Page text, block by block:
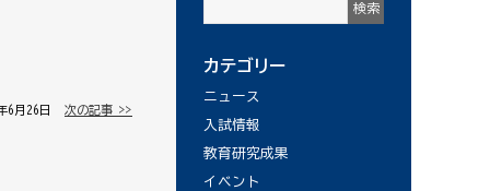
6月26日 │ 次の記事 >>
カテゴリー
ニュース
入試情報
教育研究成果
イベント